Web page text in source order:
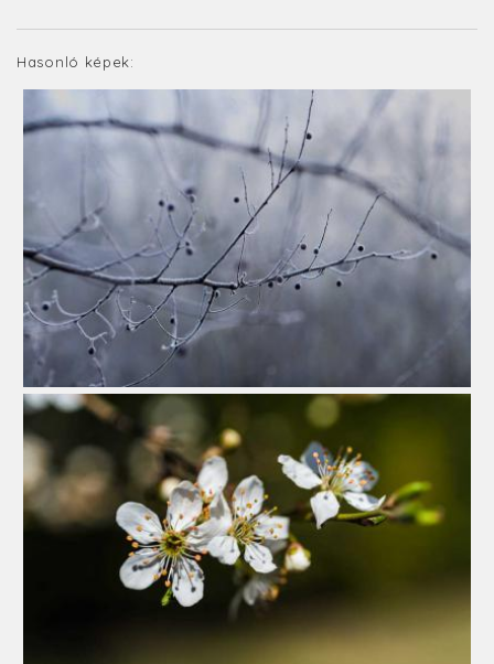
Hasonló képek: